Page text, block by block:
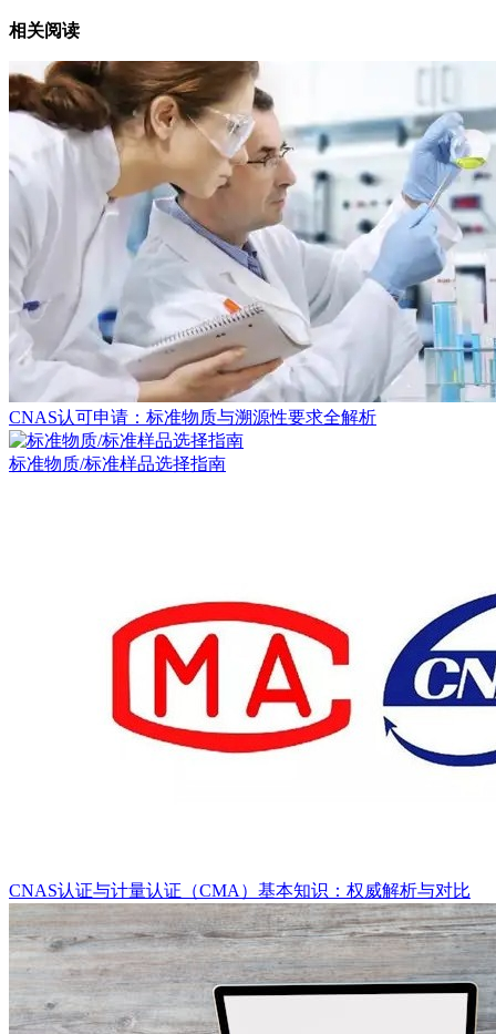
相关阅读
CNAS认可申请：标准物质与溯源性要求全解析
标准物质/标准样品选择指南
CNAS认证与计量认证（CMA）基本知识：权威解析与对比